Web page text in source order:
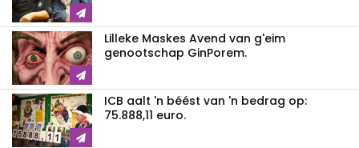
Lilleke Maskes Avend van g'eim
genootschap GinPorem.
ICB aalt 'n béést van 'n bedrag op:
75.888,11 euro.